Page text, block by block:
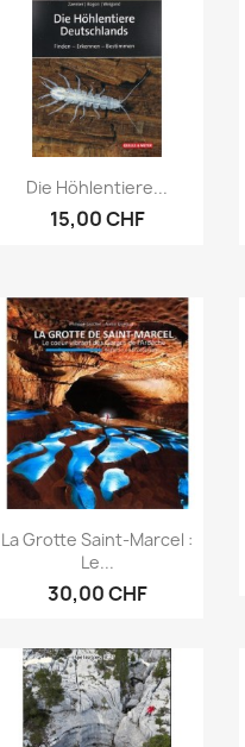
Aperçu rapide
Die Höhlentiere...
15,00 CHF
Aperçu rapide
La Grotte Saint-Marcel :
Le...
30,00 CHF